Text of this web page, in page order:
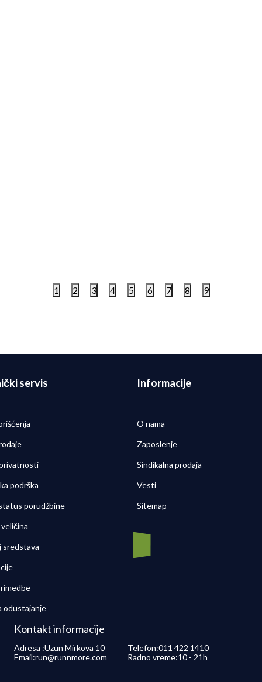
1 2 3 4 5 6 7 8 9
servis
podrška
porudžbine
sredstava
odustajanje
Informacije
O nama
Zaposlenje
Sindikalna prodaja
Vesti
Sitemap
Kontakt informacije
Adresa :Uzun Mirkova 10 Telefon:011 422 1410
Email:run@runnmore.com Radno vreme:10 - 21h